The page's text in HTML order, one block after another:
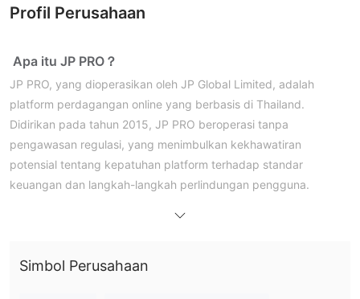
Profil Perusahaan
Apa itu JP PRO？
JP PRO, yang dioperasikan oleh JP Global Limited, adalah
platform perdagangan online yang berbasis di Thailand.
Didirikan pada tahun 2015, JP PRO beroperasi tanpa
pengawasan regulasi, yang menimbulkan kekhawatiran
potensial tentang kepatuhan platform terhadap standar
keuangan dan langkah-langkah perlindungan pengguna.
Kelebihan:
maksimum tinggi 1:1000, memberikan para trader potensi untuk
Simbol Perusahaan